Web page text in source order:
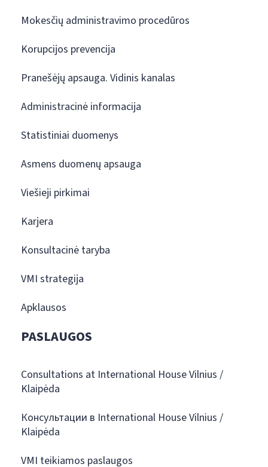
Mokesčių administravimo procedūros
Korupcijos prevencija
Pranešėjų apsauga. Vidinis kanalas
Administracinė informacija
Statistiniai duomenys
Asmens duomenų apsauga
Viešieji pirkimai
Karjera
Konsultacinė taryba
VMI strategija
Apklausos
PASLAUGOS
Consultations at International House Vilnius /
Klaipėda
Консультации в International House Vilnius /
Klaipėda
VMI teikiamos paslaugos